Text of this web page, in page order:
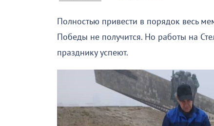
Полностью привести в порядок весь
Победы не получится. Но работы на
празднику успеют.